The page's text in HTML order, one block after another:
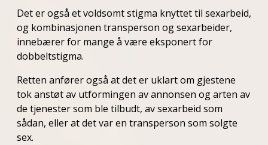
Det er også et voldsomt stigma knyttet til sexarbeid,
og kombinasjonen transperson og sexarbeider,
innebærer for mange å være eksponert for
dobbeltstigma.
Retten anfører også at det er uklart om gjestene
tok anstøt av utformingen av annonsen og arten av
de tjenester som ble tilbudt, av sexarbeid som
sådan, eller at det var en transperson som solgte
sex.